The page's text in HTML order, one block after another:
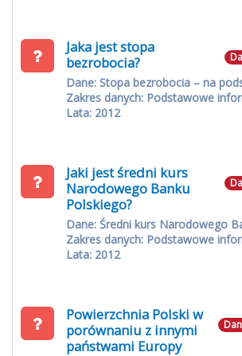
Jaka jest stopa
bezrobocia?
Dane: Stopa bezrobocia – na
Zakres danych: Podstawowe
Lata: 2012
Jaki jest średni kurs
Narodowego Banku
Polskiego?
Dane: Średni kurs Narodowego
Zakres danych: Podstawowe
Lata: 2012
Powierzchnia Polski w
porównaniu z innymi
państwami Europy